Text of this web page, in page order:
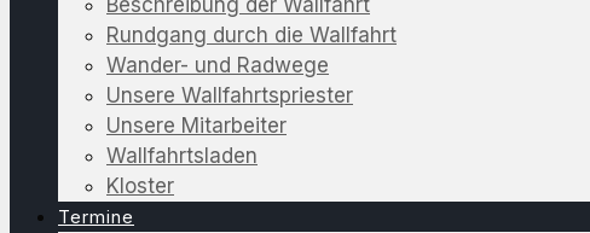
Beschreibung der Wallfahrt
Rundgang durch die Wallfahrt
Wander- und Radwege
Unsere Wallfahrtspriester
Unsere Mitarbeiter
Wallfahrtsladen
Kloster
Termine